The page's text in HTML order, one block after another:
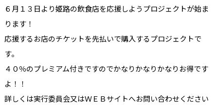
６月１３日より姫路の飲食店を応援しようプロジェクトが始ま
ります！
応援するお店のチケットを先払いで購入するプロジェクトで
す。
４０％のプレミアム付きですのでかなりかなりかなりお得です
よ！！
詳しくは実行委員会又はＷＥＢサイトへお問い合わせください